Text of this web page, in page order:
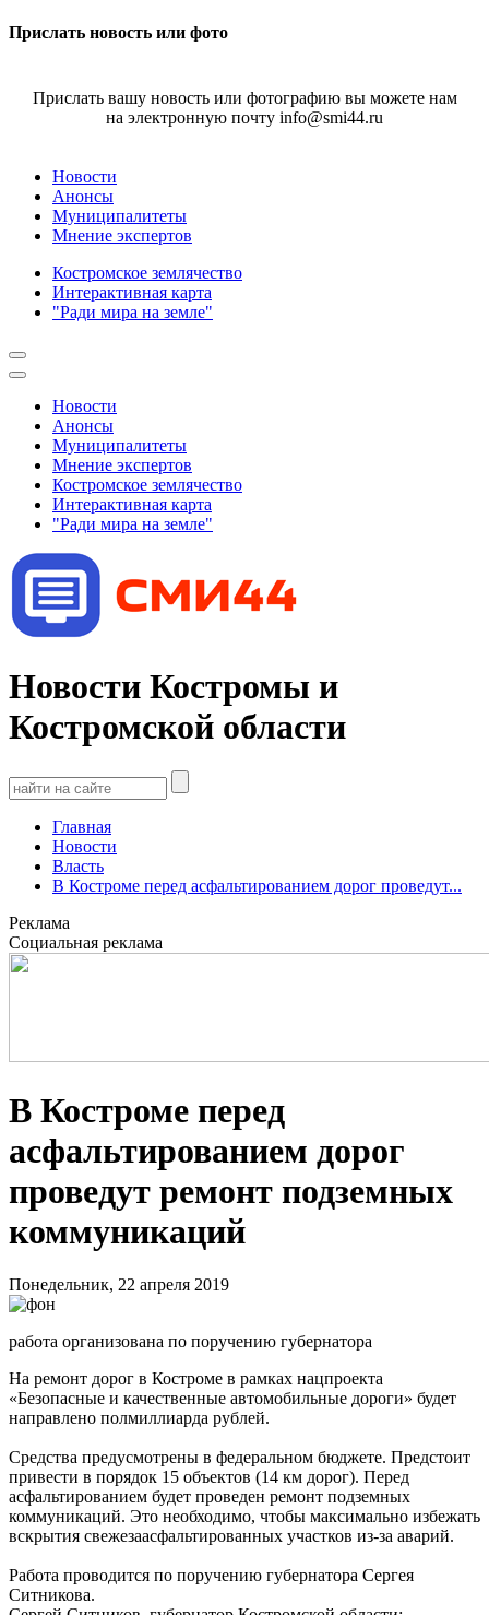
Прислать новость или фото
Прислать вашу новость или фотографию вы можете нам
на электронную почту info@smi44.ru
Новости
Анонсы
Муниципалитеты
Мнение экспертов
Костромское землячество
Интерактивная карта
"Ради мира на земле"
Новости
Анонсы
Муниципалитеты
Мнение экспертов
Костромское землячество
Интерактивная карта
"Ради мира на земле"
Новости Костромы и
Костромской области
Главная
Новости
Власть
В Костроме перед асфальтированием дорог проведут...
Реклама
Социальная реклама
В Костроме перед
асфальтированием дорог
проведут ремонт подземных
коммуникаций
Понедельник, 22 апреля 2019
работа организована по поручению губернатора
На ремонт дорог в Костроме в рамках нацпроекта
«Безопасные и качественные автомобильные дороги» будет
направлено полмиллиарда рублей.
Средства предусмотрены в федеральном бюджете. Предстоит
привести в порядок 15 объектов (14 км дорог). Перед
асфальтированием будет проведен ремонт подземных
коммуникаций. Это необходимо, чтобы максимально избежать
вскрытия свежезаасфальтированных участков из-за аварий.
Работа проводится по поручению губернатора Сергея
Ситникова.